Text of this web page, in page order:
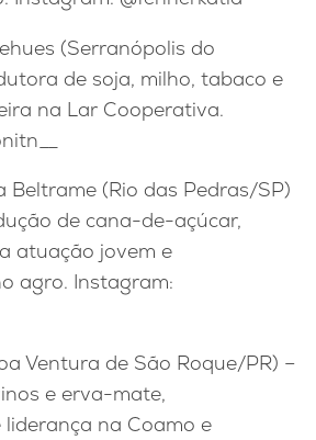
(Serranópolis do
de soja, milho, tabaco e
na Lar Cooperativa.
Beltrame (Rio das Pedras/SP)
de cana-de-açúcar,
atuação jovem e
agro. Instagram:
Ventura de São Roque/PR) –
e erva-mate,
na Coamo e